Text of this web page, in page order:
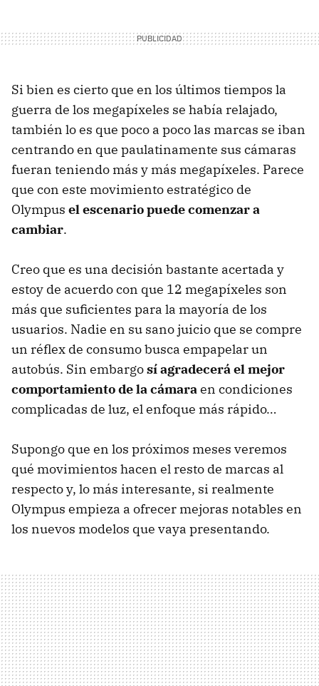
Si bien es cierto que en los últimos tiempos la
guerra de los megapíxeles se había relajado,
también lo es que poco a poco las marcas se iban
centrando en que paulatinamente sus cámaras
fueran teniendo más y más megapíxeles. Parece
que con este movimiento estratégico de
Olympus el escenario puede comenzar a
cambiar.
Creo que es una decisión bastante acertada y
estoy de acuerdo con que 12 megapíxeles son
más que suficientes para la mayoría de los
usuarios. Nadie en su sano juicio que se compre
un réflex de consumo busca empapelar un
autobús. Sin embargosí agradecerá el mejor
comportamiento de la cámara en condiciones
complicadas de luz, el enfoque más rápido…
Supongo que en los próximos meses veremos
qué movimientos hacen el resto de marcas al
respecto y, lo más interesante, si realmente
Olympus empieza a ofrecer mejoras notables en
los nuevos modelos que vaya presentando.